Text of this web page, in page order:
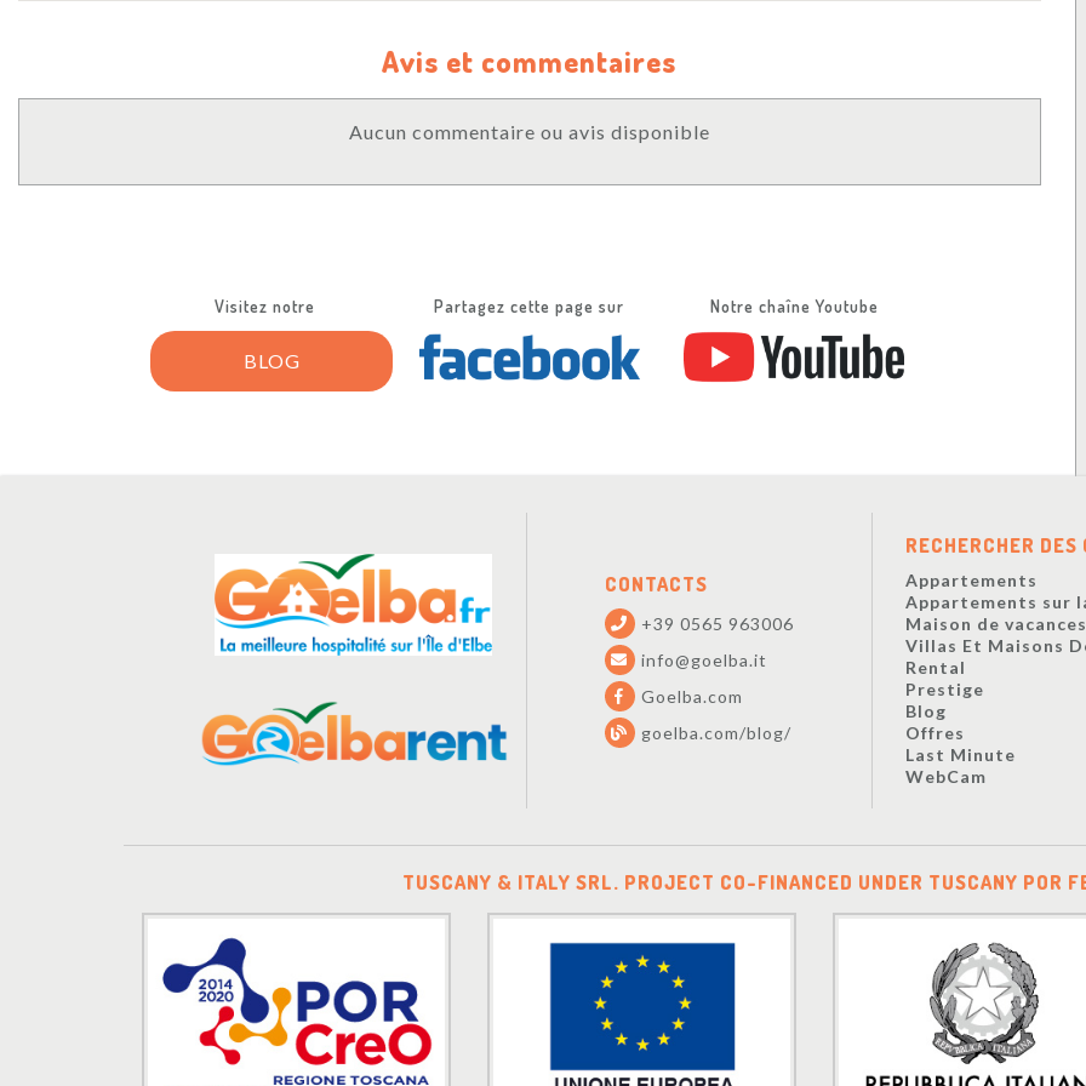
Avis et commentaires
Aucun commentaire ou avis disponible
Visitez notre
BLOG
Partagez cette page sur Notre chaîne Youtube
CONTACTS
+39 0565 963006
info@goelba.it
Goelba.com
goelba.com/blog/
RECHERCHER DES
Appartements
Appartements sur
Maison de vacances
Villas Et Maisons
Rental
Prestige
Blog
Offres
Last Minute
WebCam
TUSCANY & ITALY SRL. PROJECT CO-FINANCED UNDER TUSCANY POR